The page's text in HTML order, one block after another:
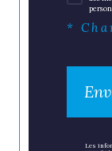
*
Les